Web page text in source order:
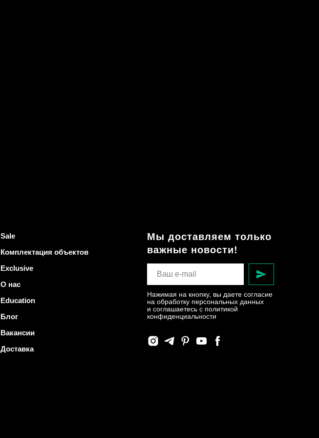
Sale
Комплектация объектов
Exclusive
О нас
Education
Блог
Вакансии
Доставка
Мы доставляем только
важные новости!
Нажимая на кнопку, вы даете согласие
на обработку персональных данных
и соглашаетесь c политикой
конфиденциальности